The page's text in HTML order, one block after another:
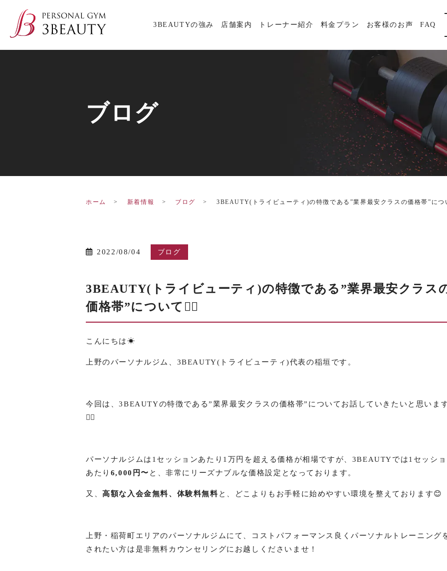
3BEAUTYの強み 店舗案内 トレーナー紹介 料金プラン お客様のお声 FAQ
ブログ
ホーム 新着情報 ブログ 3BEAUTY(トライビューティ)の特徴である”業界最安クラスの価格帯”につ
2022/08/04 ブログ
3BEAUTY(トライビューティ)の特徴である”業界最安クラス
価格帯”について🏋️‍♂️
こんにちは☀︎
上野のパーソナルジム、3BEAUTY(トライビューティ)代表の稲垣です。
今回は、3BEAUTYの特徴である”業界最安クラスの価格帯”についてお話していきたいと思いま
🏋️‍♂️
パーソナルジムは1セッションあたり1万円を超える価格が相場ですが、3BEAUTYでは1セッシ
あたり 6,000円〜 と、非常にリーズナブルな価格設定となっております。
又、高額な入会金無料、体験料無料と、どこよりもお手軽に始めやすい環境を整えております😊
上野・稲荷町エリアのパーソナルジムにて、コストパフォーマンス良くパーソナルトレーニング
されたい方は是非無料カウンセリングにお越しくださいませ！